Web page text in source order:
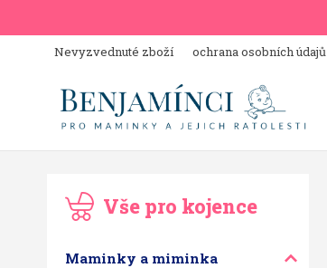
Nevyzvednuté zboží ochrana osobních údajů
Vše pro kojence
Maminky a miminka